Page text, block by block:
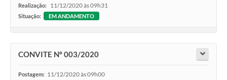
Realização: 11/12/2020 às 09h31
Situação: EM ANDAMENTO
CONVITE Nº 003/2020
Postagem: 11/12/2020 às 09h00